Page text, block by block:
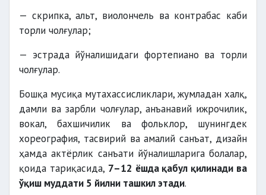
— скрипка, альт, виолончель ва контрабас каби
торли чолғулар;
— эстрада йўналишидаги фортепиано ва торли
чолғулар.
Бошқа мусиқа мутахассисликлари, жумладан халқ,
дамли ва зарбли чолғулар, анъанавий ижрочилик,
вокал, бахшичилик ва фольклор, шунингдек
хореография, тасвирий ва амалий санъат, дизайн
ҳамда актёрлик санъати йўналишларига болалар,
қоида тариқасида, 7–12 ёшда қабул қилинади ва
ўқиш муддати 5 йилни ташкил этади.